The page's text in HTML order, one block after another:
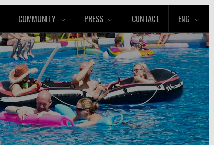
COMMUNITY PRESS CONTACT ENG